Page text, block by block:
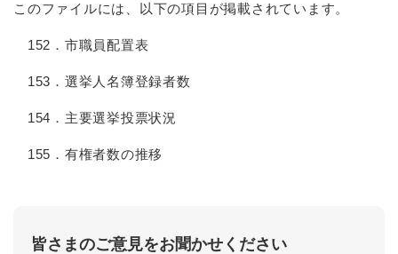
このファイルには、以下の項目が掲載されています。
152．市職員配置表
153．選挙人名簿登録者数
154．主要選挙投票状況
155．有権者数の推移
皆さまのご意見をお聞かせください